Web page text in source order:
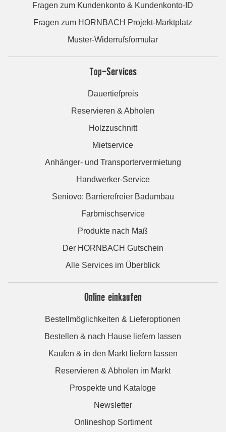
Fragen zum Kundenkonto & Kundenkonto-ID
Fragen zum HORNBACH Projekt-Marktplatz
Muster-Widerrufsformular
Top-Services
Dauertiefpreis
Reservieren & Abholen
Holzzuschnitt
Mietservice
Anhänger- und Transportervermietung
Handwerker-Service
Seniovo: Barrierefreier Badumbau
Farbmischservice
Produkte nach Maß
Der HORNBACH Gutschein
Alle Services im Überblick
Online einkaufen
Bestellmöglichkeiten & Lieferoptionen
Bestellen & nach Hause liefern lassen
Kaufen & in den Markt liefern lassen
Reservieren & Abholen im Markt
Prospekte und Kataloge
Newsletter
Onlineshop Sortiment